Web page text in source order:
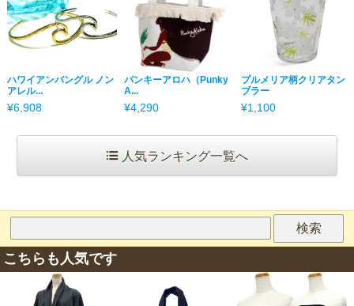
ハワイアンバングル ノン
アレル...
¥6,908
パンキーアロハ（Punky
A...
¥4,290
プルメリア柄クリアタン
ブラー
¥1,100
人気ランキング一覧へ
こちらも人気です